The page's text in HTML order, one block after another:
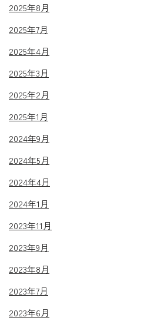
2025年8月
2025年7月
2025年4月
2025年3月
2025年2月
2025年1月
2024年9月
2024年5月
2024年4月
2024年1月
2023年11月
2023年9月
2023年8月
2023年7月
2023年6月